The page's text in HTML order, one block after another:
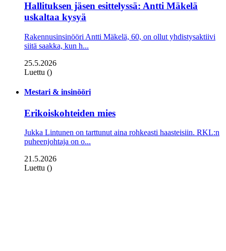
Hallituksen jäsen esittelyssä: Antti Mäkelä
uskaltaa kysyä
Rakennusinsinööri Antti Mäkelä, 60, on ollut yhdistysaktiivi
siitä saakka, kun h...
25.5.2026
Luettu ()
Mestari & insinööri
Erikoiskohteiden mies
Jukka Lintunen on tarttunut aina rohkeasti haasteisiin. RKL:n
puheenjohtaja on o...
21.5.2026
Luettu ()